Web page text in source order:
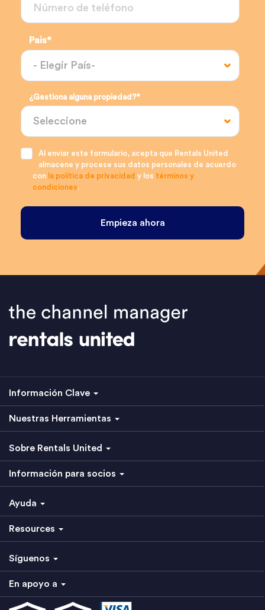
Pais*
¿Gestiona alguna propiedad?*
Al enviar este formulario, acepta que Rentals United
almacene y procese sus datos personales de acuerdo
con la política de privacidad y los términos y
condiciones.
Información Clave
Nuestras Herramientas
Sobre Rentals United
Información para socios
Ayuda
Resources
Síguenos
En apoyo a